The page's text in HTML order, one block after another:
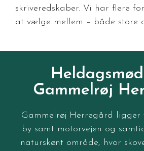
skriveredskaber. Vi har flere
at vælge mellem – både store
Gammelrøj
Gammelrøj Herregård
by samt motorvejen og
naturskønt område, hvor